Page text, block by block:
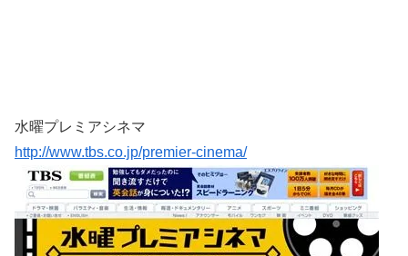
水曜プレミアシネマ
http://www.tbs.co.jp/premier-cinema/